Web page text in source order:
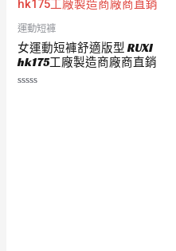
運動短褲
女運動短褲舒適版型 RUXI
hk175工廠製造商廠商直銷